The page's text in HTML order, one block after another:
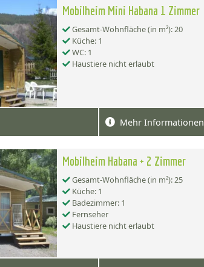
Mobilheim Mini Habana 1 Zimmer
Gesamt-Wohnfläche (in m²): 20
Küche: 1
WC: 1
Haustiere nicht erlaubt
Mehr Informationen
Mobilheim Habana + 2 Zimmer
Gesamt-Wohnfläche (in m²): 25
Küche: 1
Badezimmer: 1
Fernseher
Haustiere nicht erlaubt